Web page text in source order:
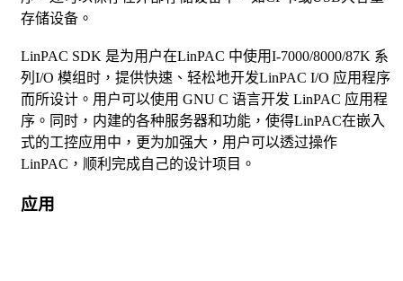
存储设备。
LinPAC SDK 是为用户在LinPAC 中使用I-7000/8000/87K 系
列I/O 模组时，提供快速、轻松地开发LinPAC I/O 应用程序
而所设计。用户可以使用 GNU C 语言开发 LinPAC 应用程
序。同时，内建的各种服务器和功能，使得LinPAC在嵌入
式的工控应用中，更为加强大，用户可以透过操作
LinPAC，顺利完成自己的设计项目。
应用